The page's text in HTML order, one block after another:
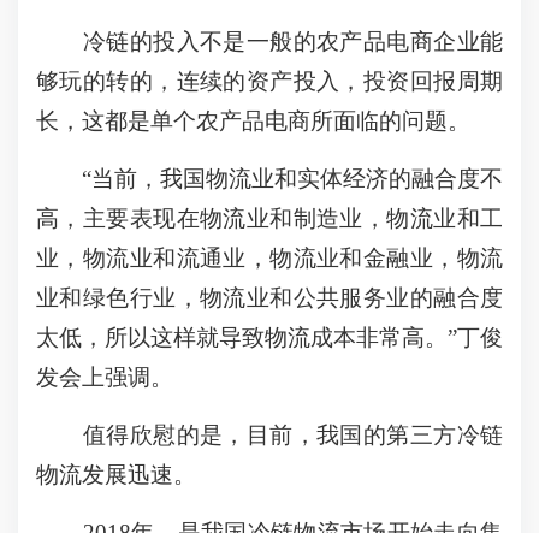
冷链的投入不是一般的农产品电商企业能
够玩的转的，连续的资产投入，投资回报周期
长，这都是单个农产品电商所面临的问题。
“当前，我国物流业和实体经济的融合度不
高，主要表现在物流业和制造业，物流业和工
业，物流业和流通业，物流业和金融业，物流
业和绿色行业，物流业和公共服务业的融合度
太低，所以这样就导致物流成本非常高。”丁俊
发会上强调。
值得欣慰的是，目前，我国的第三方冷链
物流发展迅速。